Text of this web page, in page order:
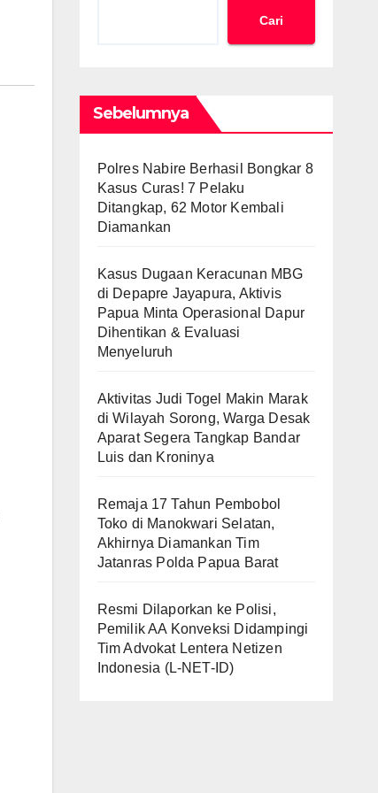
Cari
Sebelumnya
Polres Nabire Berhasil Bongkar 8
Kasus Curas! 7 Pelaku
Ditangkap, 62 Motor Kembali
Diamankan
Kasus Dugaan Keracunan MBG
di Depapre Jayapura, Aktivis
Papua Minta Operasional Dapur
Dihentikan & Evaluasi
Menyeluruh
Aktivitas Judi Togel Makin Marak
di Wilayah Sorong, Warga Desak
Aparat Segera Tangkap Bandar
Luis dan Kroninya
Remaja 17 Tahun Pembobol
Toko di Manokwari Selatan,
Akhirnya Diamankan Tim
Jatanras Polda Papua Barat
Resmi Dilaporkan ke Polisi,
Pemilik AA Konveksi Didampingi
Tim Advokat Lentera Netizen
Indonesia (L-NET-ID)